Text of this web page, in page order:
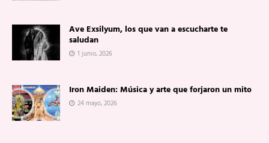
Ave Exsilyum, los que van a escucharte te
saludan
1 junio, 2026
Iron Maiden: Música y arte que forjaron un mito
24 mayo, 2026